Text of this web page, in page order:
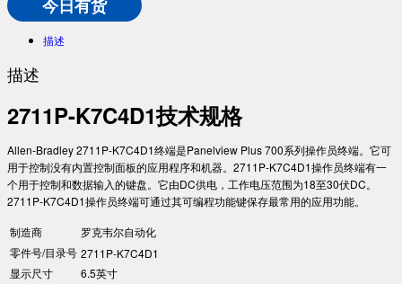
今日有货
描述
描述
2711P-K7C4D1技术规格
Allen-Bradley 2711P-K7C4D1终端是Panelview Plus 700系列操作员终端。它可
用于控制没有内置控制面板的应用程序和机器。2711P-K7C4D1操作员终端有一
个用于控制和数据输入的键盘。它由DC供电，工作电压范围为18至30伏DC。
2711P-K7C4D1操作员终端可通过其可编程功能键保存最常用的应用功能。
制造商
罗克韦尔自动化
零件号/目录号 2711P-K7C4D1
显示尺寸
6.5英寸